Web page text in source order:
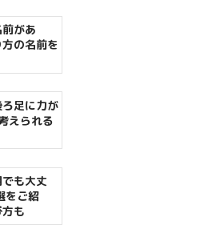
があ
の名前を
ろ足に力が
えられる
も大丈
をご紹
も